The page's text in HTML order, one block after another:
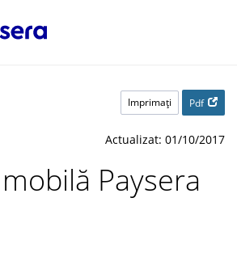
Imprimaţi Pdf
Actualizat: 01/10/2017
Paysera